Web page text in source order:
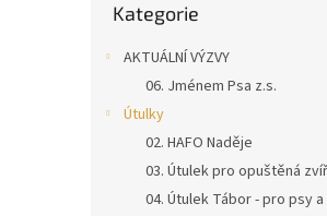
kategorie
Kategorie
AKTUÁLNÍ VÝZVY
06. Jménem Psa z.s.
Útulky
02. HAFO Naděje
03. Útulek pro opuštěná
04. Útulek Tábor - pro psy